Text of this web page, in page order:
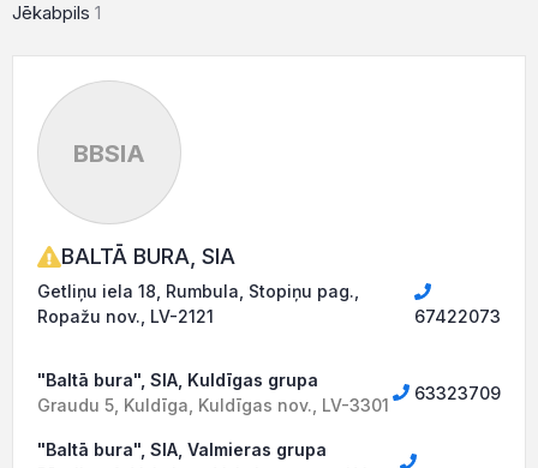
Jēkabpils 1
BBSIA
BALTĀ BURA, SIA
Getliņu iela 18, Rumbula, Stopiņu pag.,
Ropažu nov., LV-2121
67422073
"Baltā bura", SIA, Kuldīgas grupa
Graudu 5, Kuldīga, Kuldīgas nov., LV-3301
63323709
"Baltā bura", SIA, Valmieras grupa